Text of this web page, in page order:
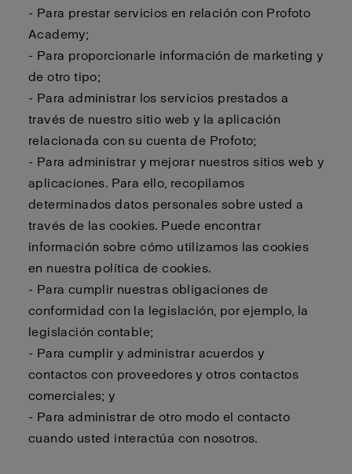
- Para prestar servicios en relación con Profoto
Academy;
- Para proporcionarle información de marketing y
de otro tipo;
- Para administrar los servicios prestados a
través de nuestro sitio web y la aplicación
relacionada con su cuenta de Profoto;
- Para administrar y mejorar nuestros sitios web y
aplicaciones. Para ello, recopilamos
determinados datos personales sobre usted a
través de las cookies. Puede encontrar
información sobre cómo utilizamos las cookies
en nuestra política de cookies.
- Para cumplir nuestras obligaciones de
conformidad con la legislación, por ejemplo, la
legislación contable;
- Para cumplir y administrar acuerdos y
contactos con proveedores y otros contactos
comerciales; y
- Para administrar de otro modo el contacto
cuando usted interactúa con nosotros.